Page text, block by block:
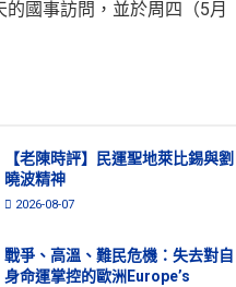
國事訪問，並於周四（5月
【老陳時評】民運聖地萊比錫與劉
曉波精神
2026-08-07
戰爭、高溫、難民危機：失去對自
身命運掌控的歐洲Europe’s